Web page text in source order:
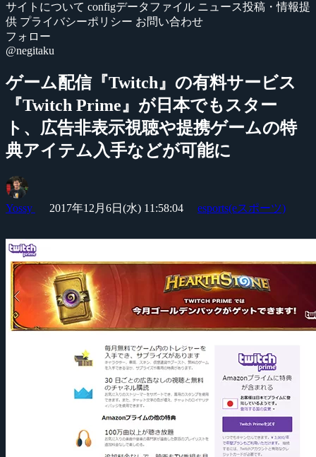
サイトについて configデータファイル ニュース投稿・情報提
供 プライバシーポリシー お問い合わせ
フォロー
@negitaku
ゲーム配信『Twitch』の有料サービス
『Twitch Prime』が日本でもスター
ト、広告非表示視聴や提携ゲームの特
典アイテム入手などが可能に
Yossy 2017年12月6日(水) 11:58:04 esports(eスポーツ)